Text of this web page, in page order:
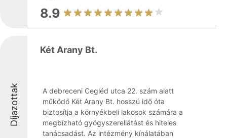
8.9
Díjazottak
Két Arany Bt.
A debreceni Cegléd utca 22. szám alatt
működő Két Arany Bt. hosszú idő óta
biztosítja a környékbeli lakosok számára a
megbízható gyógyszerellátást és hiteles
tanácsadást. Az intézmény kínálatában